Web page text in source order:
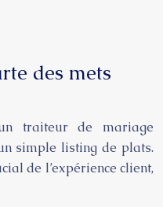
des mets
traiteur de mariage
simple listing de plats.
de l’expérience client,